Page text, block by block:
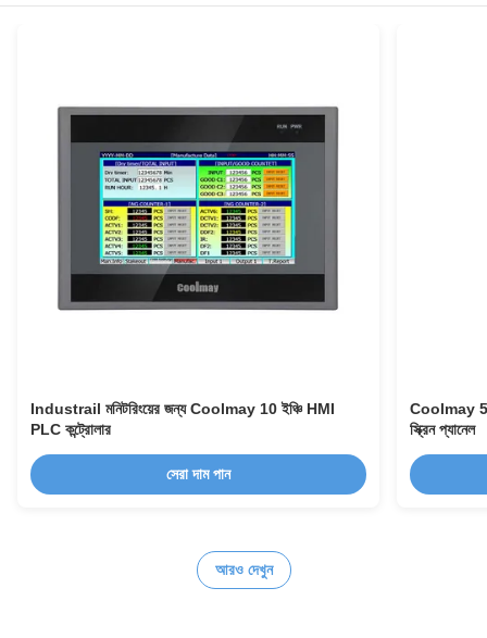
Industrail মনিটরিংয়ের জন্য Coolmay 10 ইঞ্চি HMI
PLC কন্ট্রোলার
সেরা দাম পান
Coolmay 5
স্ক্রিন প্যানেল
আরও দেখুন